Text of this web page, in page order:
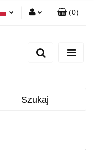
Zarejestruj się
(0)
Szukaj